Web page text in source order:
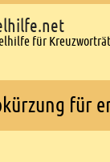
für
für